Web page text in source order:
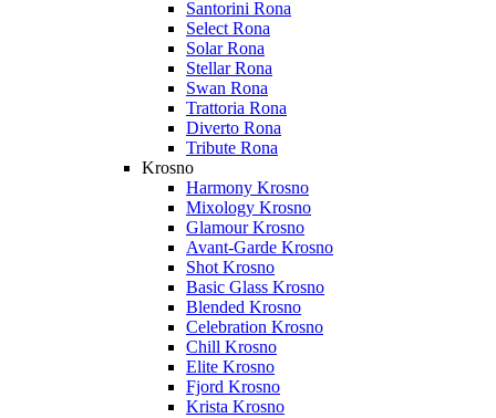
Santorini Rona
Select Rona
Solar Rona
Stellar Rona
Swan Rona
Trattoria Rona
Diverto Rona
Tribute Rona
Krosno
Harmony Krosno
Mixology Krosno
Glamour Krosno
Avant-Garde Krosno
Shot Krosno
Basic Glass Krosno
Blended Krosno
Celebration Krosno
Chill Krosno
Elite Krosno
Fjord Krosno
Krista Krosno